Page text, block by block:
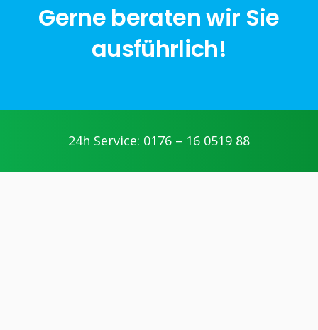
Gerne beraten wir Sie
ausführlich!
24h Service: 0176 – 16 0519 88